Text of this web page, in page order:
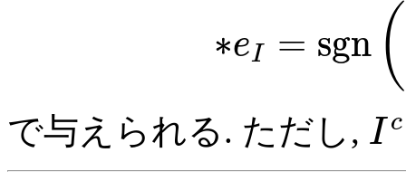
∗eI = sgn (
で与えられる. ただし, I c